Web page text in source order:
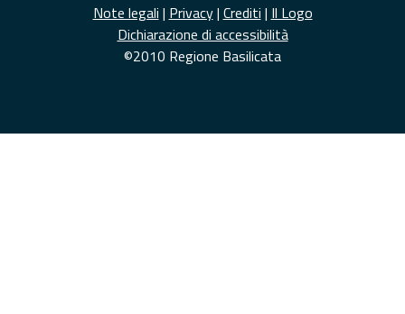
Note legali | Privacy| Crediti | Il Logo
Dichiarazione di accessibilità
©2010 Regione Basilicata